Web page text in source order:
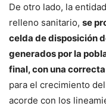
De otro lado, la
relleno sanitario, se
celda de disposición
generados por la
final, con una
para el crecimiento
acorde con los